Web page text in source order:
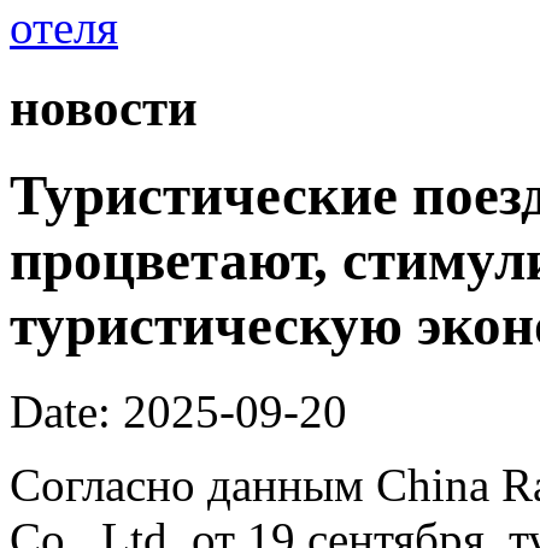
новости
Туристические
процветают,
туристическую
Date: 2025-09-20
Согласно данным China